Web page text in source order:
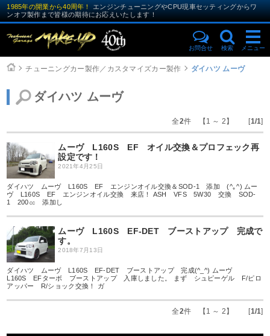
1985年の開業から40周年！
エンジンチューニングやCPU現車セッティングからワ
ンオフ製作まで皆様の期待にお応えいたします！
お問合せ 検索 メニュー
チューニングカー製作／カスタマイズカー製作 ダイハツ ムーヴ
ダイハツ ムーヴ
全2件 【1 ～ 2】 [1/1]
ムーヴ L160S EF オイル交換＆プロフェック再
設定です！
2021年4月25日
ダイハツ ムーヴ L160S EF エンジンオイル交換＆SOD-1 添加 (^｡^) ムー
ヴ L160S EF エンジンオイル交換 来店！ ASH VFS 5W30 交換 SOD-
1 200㏄ 添加し
ムーヴ L160S EF-DET ブーストアップ 完成で
す。
2018年7月13日
ダイハツ ムーヴ L160S EF-DET ブーストアップ 完成(^_^) ムーヴ
L160S EFターボ ブーストアップ 入庫しました。 まず シュピーゲル F/ピロ
アッパー R/ショック交換！ ガ
全2件 【1 ～ 2】 [1/1]